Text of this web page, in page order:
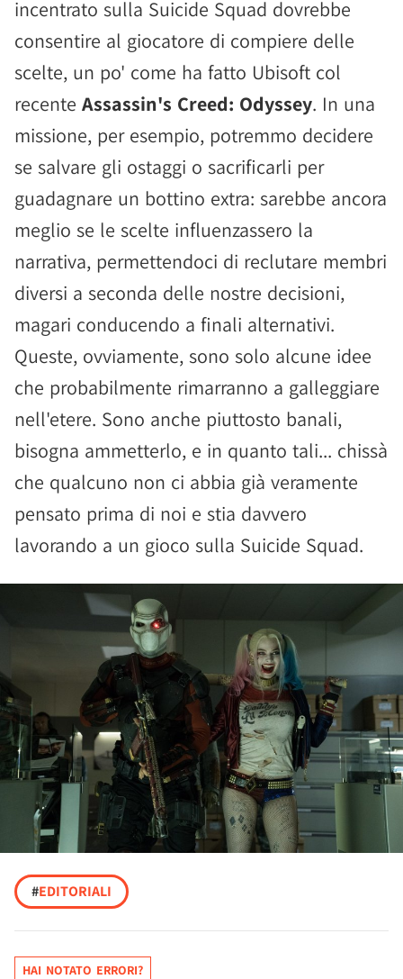
incentrato sulla Suicide Squad dovrebbe
consentire al giocatore di compiere delle
scelte, un po' come ha fatto Ubisoft col
recente Assassin's Creed: Odyssey. In una
missione, per esempio, potremmo decidere
se salvare gli ostaggi o sacrificarli per
guadagnare un bottino extra: sarebbe ancora
meglio se le scelte influenzassero la
narrativa, permettendoci di reclutare membri
diversi a seconda delle nostre decisioni,
magari conducendo a finali alternativi.
Queste, ovviamente, sono solo alcune idee
che probabilmente rimarranno a galleggiare
nell'etere. Sono anche piuttosto banali,
bisogna ammetterlo, e in quanto tali... chissà
che qualcuno non ci abbia già veramente
pensato prima di noi e stia davvero
lavorando a un gioco sulla Suicide Squad.
#EDITORIALI
HAI NOTATO ERRORI?